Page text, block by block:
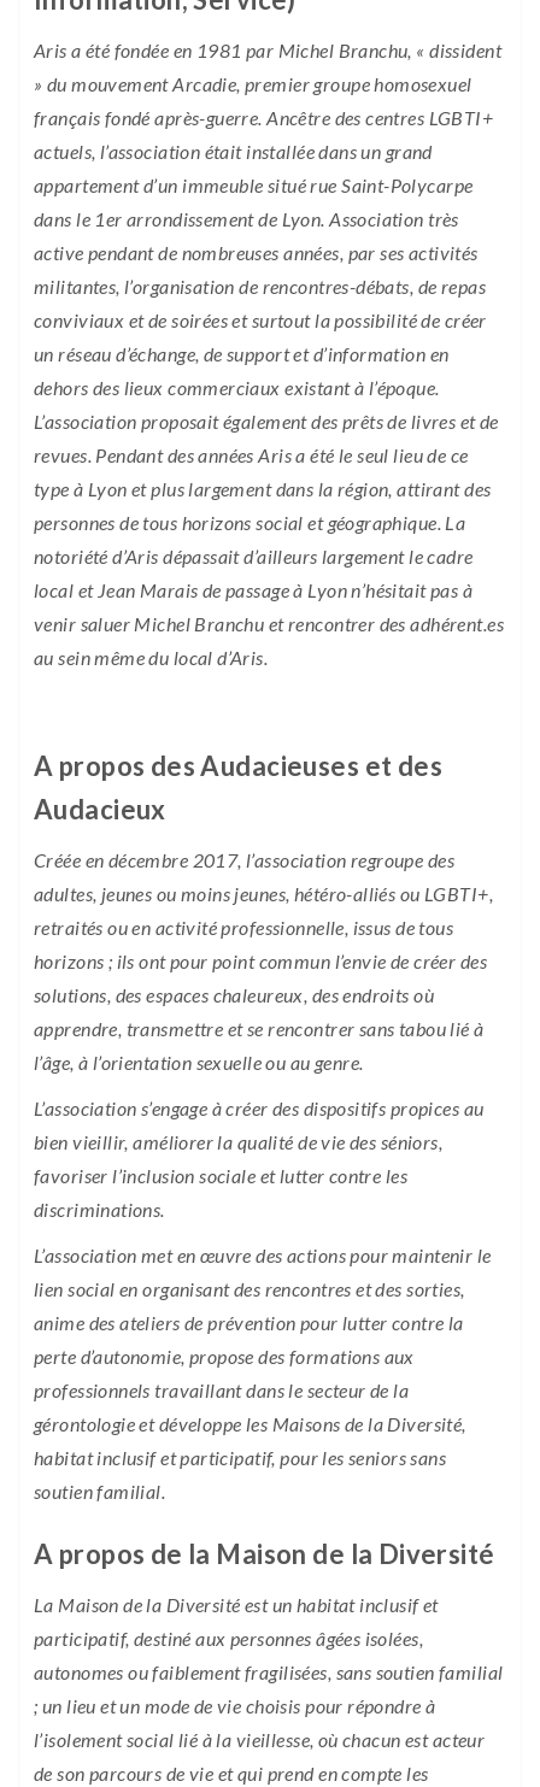
Aris a été fondée en 1981 par Michel Branchu, « dissident
» du mouvement Arcadie, premier groupe homosexuel
français fondé après-guerre. Ancêtre des centres LGBTI+
actuels, l’association était installée dans un grand
appartement d’un immeuble situé rue Saint-Polycarpe
dans le 1er arrondissement de Lyon. Association très
active pendant de nombreuses années, par ses activités
militantes, l’organisation de rencontres-débats, de repas
conviviaux et de soirées et surtout la possibilité de créer
un réseau d’échange, de support et d’information en
dehors des lieux commerciaux existant à l’époque.
L’association proposait également des prêts de livres et de
revues. Pendant des années Aris a été le seul lieu de ce
type à Lyon et plus largement dans la région, attirant des
personnes de tous horizons social et géographique. La
notoriété d’Aris dépassait d’ailleurs largement le cadre
local et Jean Marais de passage à Lyon n’hésitait pas à
venir saluer Michel Branchu et rencontrer des adhérent.es
au sein même du local d’Aris.
A propos des Audacieuses et des
Audacieux
Créée en décembre 2017, l’association regroupe des
adultes, jeunes ou moins jeunes, hétéro-alliés ou LGBTI+,
retraités ou en activité professionnelle, issus de tous
horizons ; ils ont pour point commun l’envie de créer des
solutions, des espaces chaleureux, des endroits où
apprendre, transmettre et se rencontrer sans tabou lié à
l’âge, à l’orientation sexuelle ou au genre.
L’association s’engage à créer des dispositifs propices au
bien vieillir, améliorer la qualité de vie des séniors,
favoriser l’inclusion sociale et lutter contre les
discriminations.
L’association met en œuvre des actions pour maintenir le
lien social en organisant des rencontres et des sorties,
anime des ateliers de prévention pour lutter contre la
perte d’autonomie, propose des formations aux
professionnels travaillant dans le secteur de la
gérontologie et développe les Maisons de la Diversité,
habitat inclusif et participatif, pour les seniors sans
soutien familial.
A propos de la Maison de la Diversité
La Maison de la Diversité est un habitat inclusif et
participatif, destiné aux personnes âgées isolées,
autonomes ou faiblement fragilisées, sans soutien familial
; un lieu et un mode de vie choisis pour répondre à
l’isolement social lié à la vieillesse, où chacun est acteur
de son parcours de vie et qui prend en compte les